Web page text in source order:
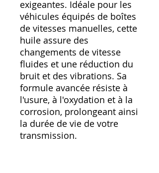
exigeantes. Idéale pour les
véhicules équipés de boîtes
de vitesses manuelles, cette
huile assure des
changements de vitesse
fluides et une réduction du
bruit et des vibrations. Sa
formule avancée résiste à
l'usure, à l'oxydation et à la
corrosion, prolongeant ainsi
la durée de vie de votre
transmission.